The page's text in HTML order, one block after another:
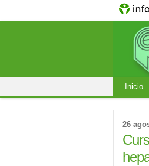
Inicio
26